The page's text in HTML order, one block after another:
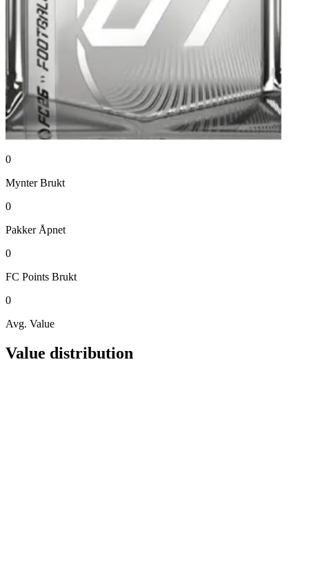
0
Mynter Brukt
0
Pakker Åpnet
0
FC Points Brukt
0
Avg. Value
Value distribution